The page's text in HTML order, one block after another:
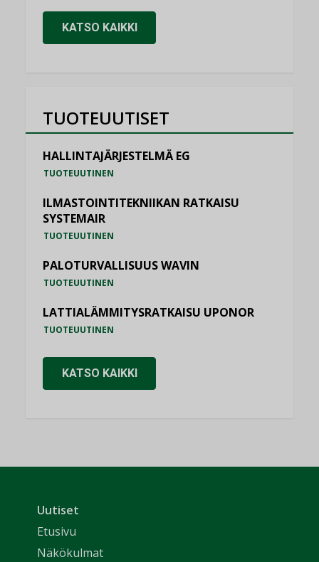
KATSO KAIKKI
TUOTEUUTISET
HALLINTAJÄRJESTELMÄ EG
TUOTEUUTINEN
ILMASTOINTITEKNIIKAN RATKAISU
SYSTEMAIR
TUOTEUUTINEN
PALOTURVALLISUUS WAVIN
TUOTEUUTINEN
LATTIALÄMMITYSRATKAISU UPONOR
TUOTEUUTINEN
KATSO KAIKKI
Uutiset
Etusivu
Näkökulmat